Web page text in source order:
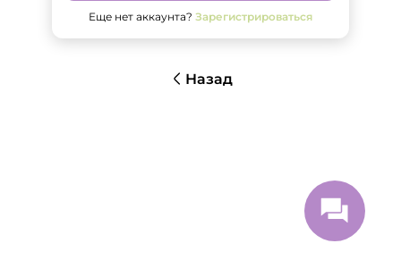
Еще нет аккаунта? Зарегистрироваться
Назад